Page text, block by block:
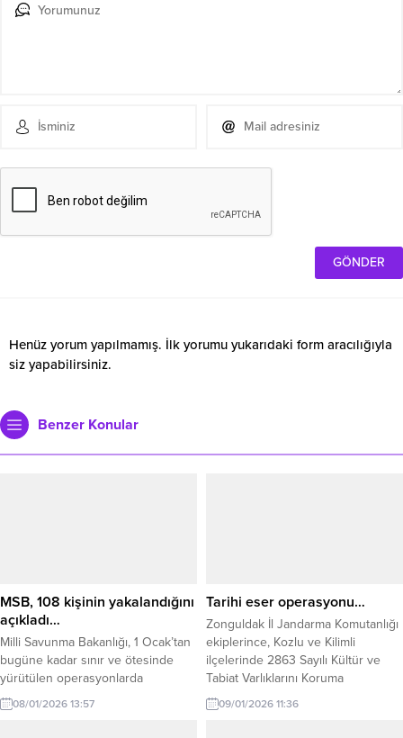
Henüz yorum yapılmamış. İlk yorumu yukarıdaki form aracılığıyla
siz yapabilirsiniz.
Benzer Konular
MSB, 108 kişinin yakalandığını
açıkladı…
Milli Savunma Bakanlığı, 1 Ocak’tan
bugüne kadar sınır ve ötesinde
yürütülen operasyonlarda
Suriye’de toplam 743 kilometre
tünelin imha edildiğini, hudutlarda
08/01/2026 13:57
Tarihi eser operasyonu…
Zonguldak İl Jandarma Komutanlığı
ekiplerince, Kozlu ve Kilimli
ilçelerinde 2863 Sayılı Kültür ve
Tabiat Varlıklarını Koruma
Kanunu’na muhalefet ettiği tespit
edilen şahıslara yönelik operasyon
09/01/2026 11:36